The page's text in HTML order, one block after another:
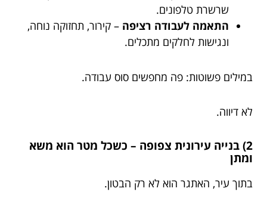
שרשרת טלפונים.
התאמה לעבודה רציפה – קירור, תחזוקה נוחה,
ונגישות לחלקים מתכלים.
במילים פשוטות: פה מחפשים סוס עבודה.
לא דיווה.
2) בנייה עירונית צפופה – כשכל מטר הוא משא
ומתן
בתוך עיר, האתגר הוא לא רק הבטון.